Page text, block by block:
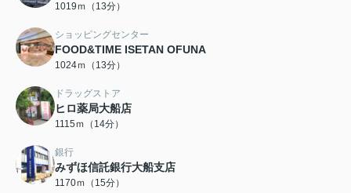
1019ｍ（13分）
ショッピングセンター
FOOD&TIME ISETAN OFUNA
1024ｍ（13分）
ドラッグストア
ヒロ薬局大船店
1115ｍ（14分）
銀行
みずほ信託銀行大船支店
1170ｍ（15分）